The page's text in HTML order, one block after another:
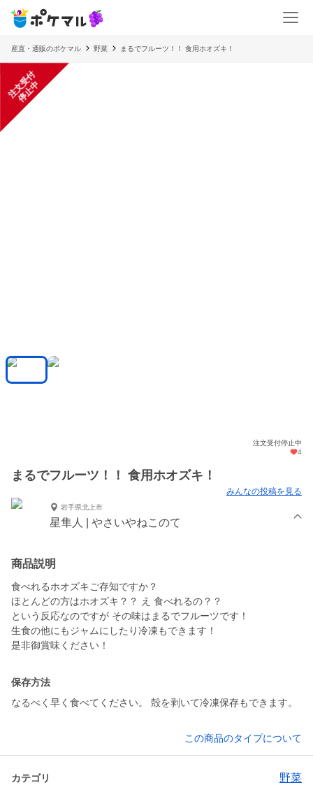
産直・通販のポケマル 野菜 まるでフルーツ！！ 食用ホオズキ！
注
文
受
付
停
止
中
注文受付停止中
4
まるでフルーツ！！ 食用ホオズキ！
みんなの投稿を見る
岩手県北上市
星隼人 | やさいやねこのて
商品説明
食べれるホオズキご存知ですか？
ほとんどの方はホオズキ？？ え 食べれるの？？
という反応なのですが その味はまるでフルーツです！
生食の他にもジャムにしたり冷凍もできます！
是非御賞味ください！
保存方法
なるべく早く食べてください。 殻を剥いて冷凍保存もできます。
この商品のタイプについて
カテゴリ 野菜